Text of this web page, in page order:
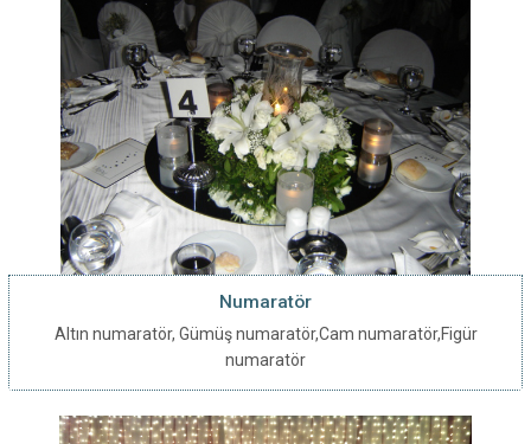
Numaratör
Altın numaratör, Gümüş numaratör,Cam numaratör,Figür
numaratör